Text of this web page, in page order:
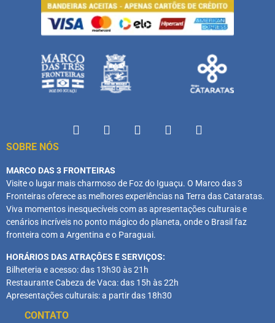
SOBRE NÓS
MARCO DAS 3 FRONTEIRAS
Visite o lugar mais charmoso de Foz do Iguaçu. O Marco das 3
Fronteiras oferece as melhores experiências na Terra das Cataratas.
Viva momentos inesquecíveis com as apresentações culturais e
cenários incríveis no ponto mágico do planeta, onde o Brasil faz
fronteira com a Argentina e o Paraguai.
HORÁRIOS DAS ATRAÇÔES E SERVIÇOS:
Bilheteria e acesso: das 13h30 às 21h
Restaurante Cabeza de Vaca: das 15h às 22h
Apresentações culturais: a partir das 18h30
CONTATO